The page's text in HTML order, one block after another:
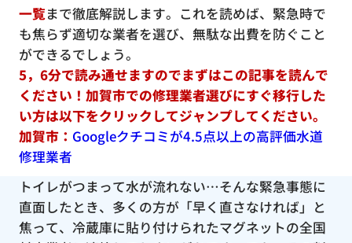
一覧まで徹底解説します。これを読めば、緊急時で
も焦らず適切な業者を選び、無駄な出費を防ぐこと
ができるでしょう。
5，6分で読み通せますのでまずはこの記事を読んで
ください！加賀市での修理業者選びにすぐ移行した
い方は以下をクリックしてジャンプしてください。
加賀市： Googleクチコミが4.5点以上の高評価水道
修理業者
トイレがつまって水が流れない…そんな緊急事態に
直面したとき、多くの方が「早く直さなければ」と
焦って、冷蔵庫に貼り付けられたマグネットの全国